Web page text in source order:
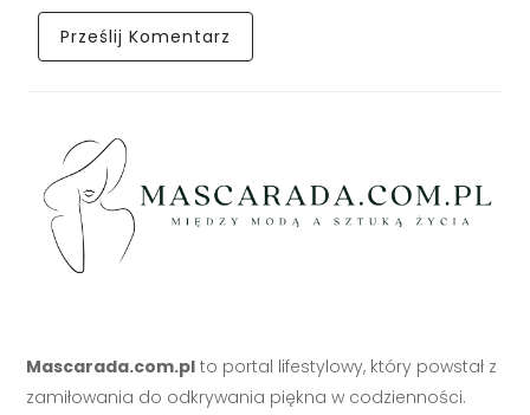
Mascarada.com.pl to portal lifestylowy, który powstał z
zamiłowania do odkrywania piękna w codzienności.